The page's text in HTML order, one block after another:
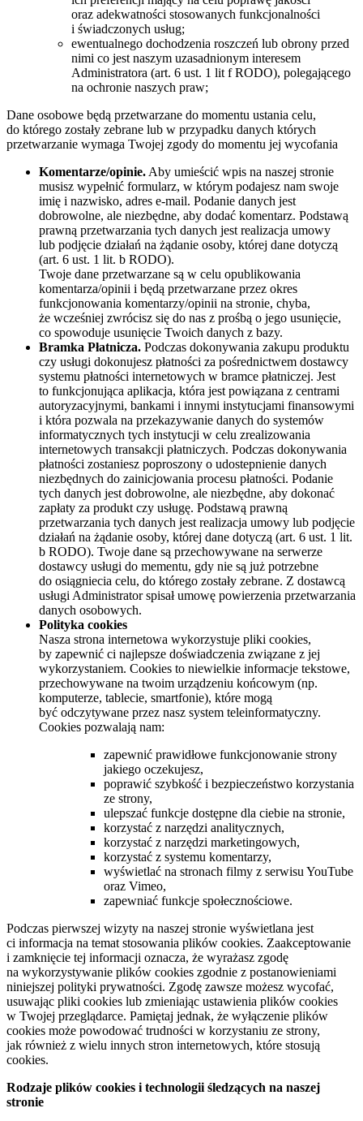
oraz adekwatności stosowanych funkcjonalności
i świadczonych usług;
ewentualnego dochodzenia roszczeń lub obrony przed
nimi co jest naszym uzasadnionym interesem
Administratora (art. 6 ust. 1 lit f RODO), polegającego
na ochronie naszych praw;
Dane osobowe będą przetwarzane do momentu ustania celu,
do którego zostały zebrane lub w przypadku danych których
przetwarzanie wymaga Twojej zgody do momentu jej wycofania
Komentarze/opinie. Aby umieścić wpis na naszej stronie
musisz wypełnić formularz, w którym podajesz nam swoje
imię i nazwisko, adres e-mail. Podanie danych jest
dobrowolne, ale niezbędne, aby dodać komentarz. Podstawą
prawną przetwarzania tych danych jest realizacja umowy
lub podjęcie działań na żądanie osoby, której dane dotyczą
(art. 6 ust. 1 lit. b RODO).
Twoje dane przetwarzane są w celu opublikowania
komentarza/opinii i będą przetwarzane przez okres
funkcjonowania komentarzy/opinii na stronie, chyba,
że wcześniej zwrócisz się do nas z prośbą o jego usunięcie,
co spowoduje usunięcie Twoich danych z bazy.
Bramka Płatnicza. Podczas dokonywania zakupu produktu
czy usługi dokonujesz płatności za pośrednictwem dostawcy
systemu płatności internetowych w bramce płatniczej. Jest
to funkcjonująca aplikacja, która jest powiązana z centrami
autoryzacyjnymi, bankami i innymi instytucjami finansowymi
i która pozwala na przekazywanie danych do systemów
informatycznych tych instytucji w celu zrealizowania
internetowych transakcji płatniczych. Podczas dokonywania
płatności zostaniesz poproszony o udostepnienie danych
niezbędnych do zainicjowania procesu płatności. Podanie
tych danych jest dobrowolne, ale niezbędne, aby dokonać
zapłaty za produkt czy usługę. Podstawą prawną
przetwarzania tych danych jest realizacja umowy lub podjęcie
działań na żądanie osoby, której dane dotyczą (art. 6 ust. 1 lit.
b RODO). Twoje dane są przechowywane na serwerze
dostawcy usługi do mementu, gdy nie są już potrzebne
do osiągniecia celu, do którego zostały zebrane. Z dostawcą
usługi Administrator spisał umowę powierzenia przetwarzania
danych osobowych.
Polityka cookies
Nasza strona internetowa wykorzystuje pliki cookies,
by zapewnić ci najlepsze doświadczenia związane z jej
wykorzystaniem. Cookies to niewielkie informacje tekstowe,
przechowywane na twoim urządzeniu końcowym (np.
komputerze, tablecie, smartfonie), które mogą
być odczytywane przez nasz system teleinformatyczny.
Cookies pozwalają nam:
zapewnić prawidłowe funkcjonowanie strony
jakiego oczekujesz,
poprawić szybkość i bezpieczeństwo korzystania
ze strony,
ulepszać funkcje dostępne dla ciebie na stronie,
korzystać z narzędzi analitycznych,
korzystać z narzędzi marketingowych,
korzystać z systemu komentarzy,
wyświetlać na stronach filmy z serwisu YouTube
oraz Vimeo,
zapewniać funkcje społecznościowe.
Podczas pierwszej wizyty na naszej stronie wyświetlana jest
ci informacja na temat stosowania plików cookies. Zaakceptowanie
i zamknięcie tej informacji oznacza, że wyrażasz zgodę
na wykorzystywanie plików cookies zgodnie z postanowieniami
niniejszej polityki prywatności. Zgodę zawsze możesz wycofać,
usuwając pliki cookies lub zmieniając ustawienia plików cookies
w Twojej przeglądarce. Pamiętaj jednak, że wyłączenie plików
cookies może powodować trudności w korzystaniu ze strony,
jak również z wielu innych stron internetowych, które stosują
cookies.
Rodzaje plików cookies i technologii śledzących na naszej
stronie